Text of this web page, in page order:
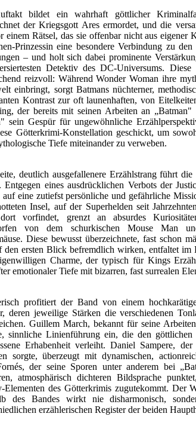
bildet ein wahrhaft göttlicher
der Kriegsgott Ares ermordet, und die
einem Rätsel, das sie offenbar nicht aus eigener
Prinzessin eine besondere Verbindung zu
– und holt sich dabei prominente
Detektiv des DC-Universums.
reizvoll: Während Wonder Woman ihre
einbringt, sorgt Batmans nüchterner,
Kontrast zur oft launenhaften, von
der bereits mit seinen Arbeiten an
sein Gespür für ungewöhnliche
Götterkrimi-Konstellation geschickt, um
Tiefe miteinander zu verweben.
deutlich ausgefallenere Erzählstrang führt
Entgegen eines ausdrücklichen Verbots der
auf eine zutiefst persönliche und gefährliche
Insel, auf der Superhelden seit
vorfindet, grenzt an absurdes
von dem schurkischen Mouse Man
Diese bewusst überzeichnete, fast schon
den ersten Blick befremdlich wirken, entfaltet im
Charme, der typisch für Kings
emotionaler Tiefe mit bizarren, fast surrealen
profitiert der Band von einem
deren jeweilige Stärken die verschiedenen
Guillem March, bekannt für seine
sinnliche Linienführung ein, die den
Erhabenheit verleiht. Daniel Sampere,
sorgte, überzeugt mit dynamischen,
der seine Sporen unter anderem bei
atmosphärisch dichteren Bildsprache
Elementen des Götterkrimis zugutekommt. Der
des Bandes wirkt nie disharmonisch,
erzählerischen Register der beiden